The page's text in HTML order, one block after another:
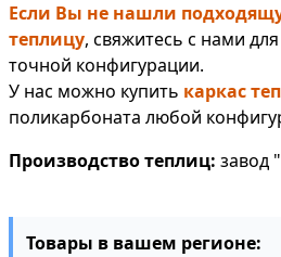
Если Вы не нашли
теплицу, свяжитесь с нами
точной конфигурации.
У нас можно купить каркас
поликарбоната любой
Производство теплиц: завод
Товары в вашем регионе: